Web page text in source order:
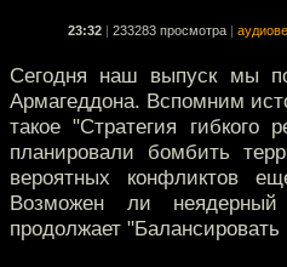
23:32 233283 просмотра
Сегодня наш выпуск мы
Армагеддона. Вспомним
такое "Стратегия
планировали бомбить
вероятных конфликтов
Возможен ли
продолжает "Балансировать